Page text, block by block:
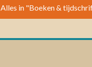
Alles in "Boeken &